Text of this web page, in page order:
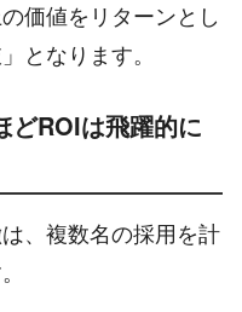
価値をリターンとし
となります。
どROIは飛躍的に
、複数名の採用を計